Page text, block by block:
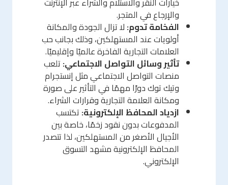
والإرجاع في المتجر.
الفخامة تدوم: لا تزال الجودة والمكانة
أولويات عند المستهلكين، وذلك بجانب حب
العلامات التجارية الفاخرة عالميًا وإقليميًا.
تأثير وسائل التواصل الاجتماعي: تلعب
منصات التواصل الاجتماعي مثل إنستجرام
وتيك توك دورًا مهمًا في التأثير على صورة
ومكانة العلامة التجارية وقرارات الشراء.
ازدياد المحافظ الإلكترونية: تكتسب
المدفوعات بدون نقود زخمًا، خاصة بين
الأجيال الأصغر من المستهلكين، لذا تتصدر
المحافظ الإلكترونية مشهد التسوق
الإلكتروني.